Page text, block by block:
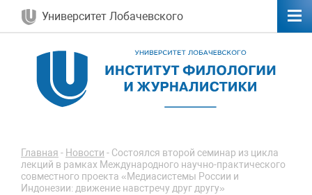
Университет Лобачевского
Главная - Новости - Состоялся второй семинар из цикла
лекций в рамках Международного научно-практического
совместного проекта «Медиасистемы России и
Индонезии: движение навстречу друг другу»